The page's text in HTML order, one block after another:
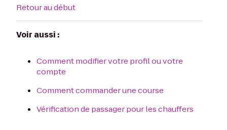
Retour au début
Voir aussi :
Comment modifier votre profil ou votre
compte
Comment commander une course
Vérification de passager pour les chauffers